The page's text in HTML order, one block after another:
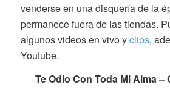
venderse en una disquería de la
permanece fuera de las tiendas.
algunos videos en vivo yclips,
Youtube.
Te Odio Con Toda Mi Alma –